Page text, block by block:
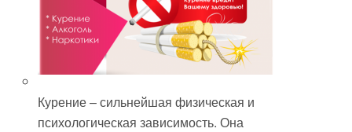
Курение – сильнейшая физическая и
психологическая зависимость. Она